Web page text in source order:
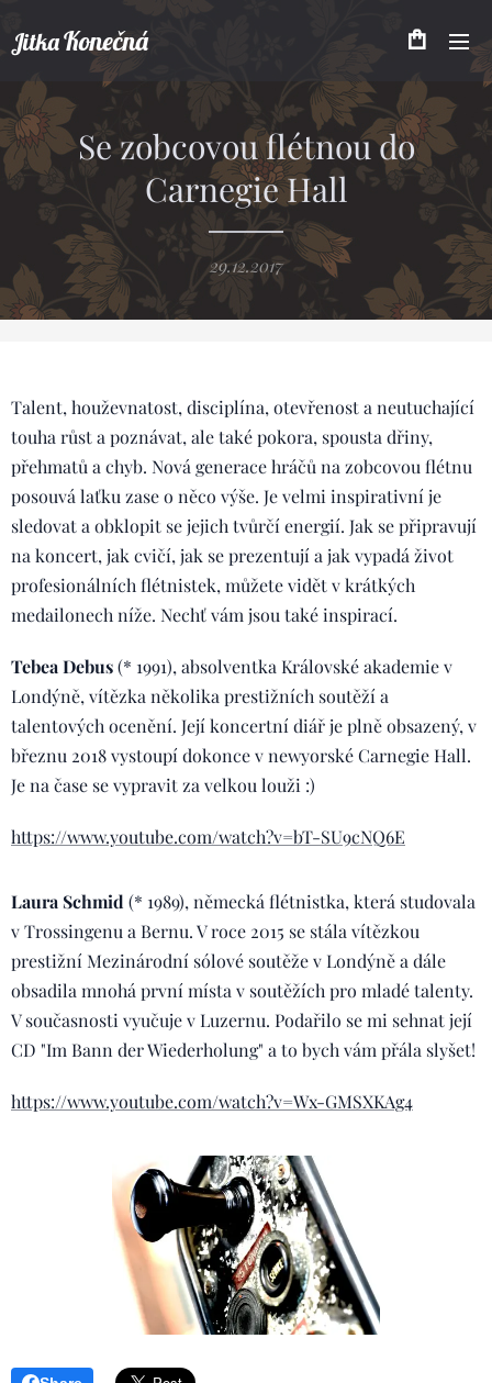
JitkaKonečná
Se zobcovou flétnou do
Carnegie Hall
29.12.2017
Talent, houževnatost, disciplína, otevřenost a neutuchající
touha růst a poznávat, ale také pokora, spousta dřiny,
přehmatů a chyb. Nová generace hráčů na zobcovou flétnu
posouvá laťku zase o něco výše. Je velmi inspirativní je
sledovat a obklopit se jejich tvůrčí energií. Jak se připravují
na koncert, jak cvičí, jak se prezentují a jak vypadá život
profesionálních flétnistek, můžete vidět v krátkých
medailonech níže. Nechť vám jsou také inspirací.
Tebea Debus(* 1991), absolventka Královské akademie v
Londýně, vítězka několika prestižních soutěží a
talentových ocenění. Její koncertní diář je plně obsazený, v
březnu 2018 vystoupí dokonce v newyorské Carnegie Hall.
Je na čase se vypravit za velkou louži :)
https://www.youtube.com/watch?v=bT-SU9cNQ6E
Laura Schmid (* 1989), německá flétnistka, která studovala
v Trossingenu a Bernu. V roce 2015 se stála vítězkou
prestižní Mezinárodní sólové soutěže v Londýně a dále
obsadila mnohá první místa v soutěžích pro mladé talenty.
V současnosti vyučuje v Luzernu. Podařilo se mi sehnat její
CD "Im Bann der Wiederholung" a to bych vám přála slyšet!
https://www.youtube.com/watch?v=Wx-GMSXKAg4